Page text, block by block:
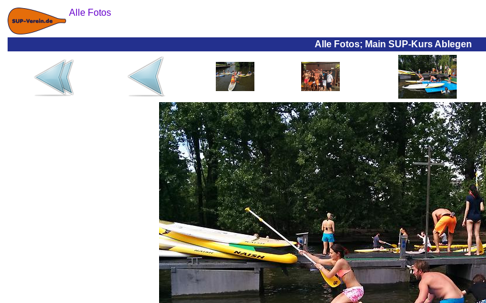
Alle Fotos
Alle Fotos; Main SUP-Kurs Ablegen